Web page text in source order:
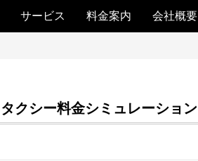
サービス 料金案内 会社概要
タクシー料金シミュレーション